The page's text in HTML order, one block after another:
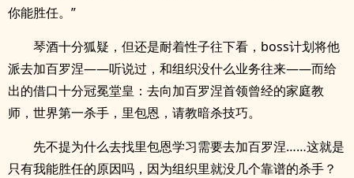
你能胜任。”
琴酒十分狐疑，但还是耐着性子往下看，boss计划将他
派去加百罗涅——听说过，和组织没什么业务往来——而给
出的借口十分冠冕堂皇：去向加百罗涅首领曾经的家庭教
师，世界第一杀手，里包恩，请教暗杀技巧。
先不提为什么去找里包恩学习需要去加百罗涅……这就是
只有我能胜任的原因吗，因为组织里就没几个靠谱的杀手？